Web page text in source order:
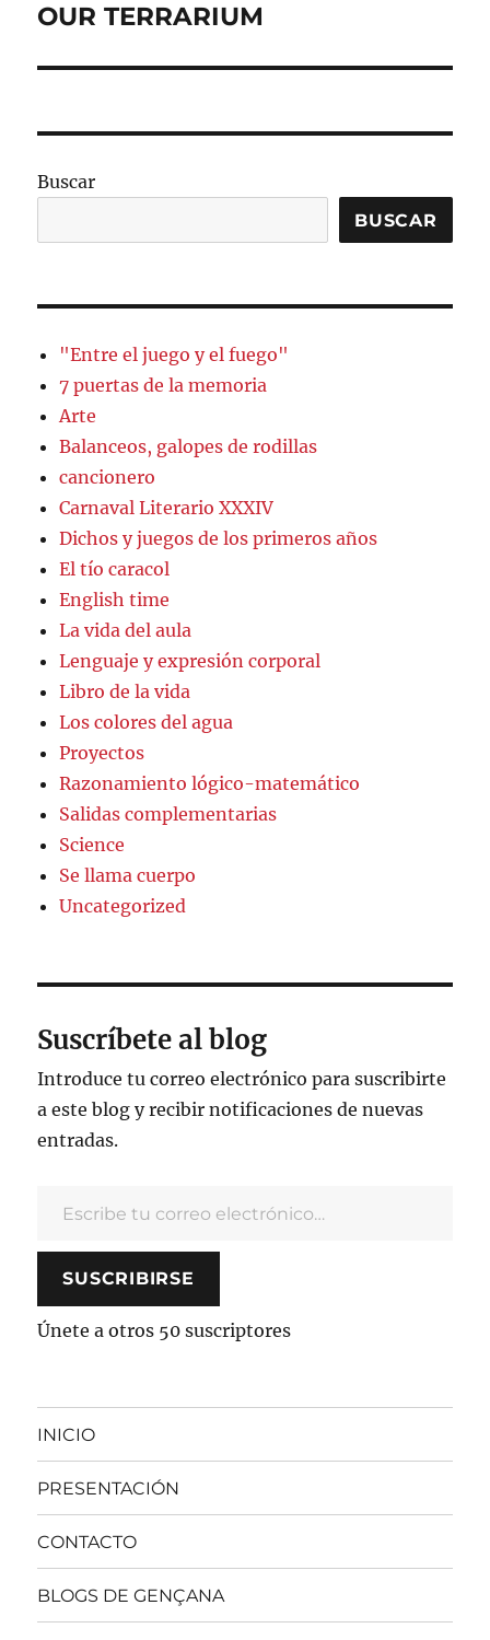
Entrada
OUR TERRARIUM
Buscar
BUSCAR
"Entre el juego y el fuego"
7 puertas de la memoria
Arte
Balanceos, galopes de rodillas
cancionero
Carnaval Literario XXXIV
Dichos y juegos de los primeros años
El tío caracol
English time
La vida del aula
Lenguaje y expresión corporal
Libro de la vida
Los colores del agua
Proyectos
Razonamiento lógico-matemático
Salidas complementarias
Science
Se llama cuerpo
Uncategorized
Suscríbete al blog
Introduce tu correo electrónico para suscribirte
a este blog y recibir notificaciones de nuevas
entradas.
SUSCRIBIRSE
Únete a otros 50 suscriptores
INICIO
PRESENTACIÓN
CONTACTO
BLOGS DE GENÇANA